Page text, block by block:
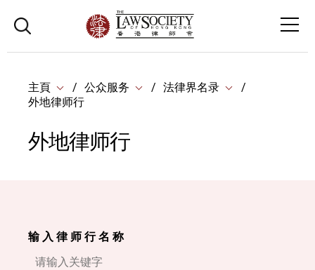
主頁 公众服务
法律界名录
外地律师行
外地律师行
输 入 律 师 行 名 称